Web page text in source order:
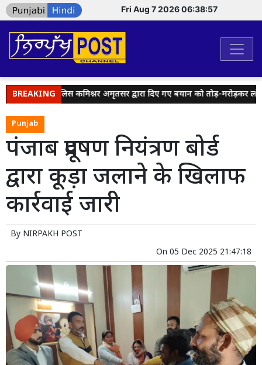
Fri Aug 7 2026 06:38:57
BREAKING
पर पुलिस कमिश्नर अमृतसर द्वारा दिए गए बयान को तोड़-मरोड़कर लोगों
Punjab
पंजाब प्रदूषण नियंत्रण बोर्ड
द्वारा कूड़ा जलाने के खिलाफ
कार्रवाई जारी
By NIRPAKH POST
On 05 Dec 2025 21:47:18